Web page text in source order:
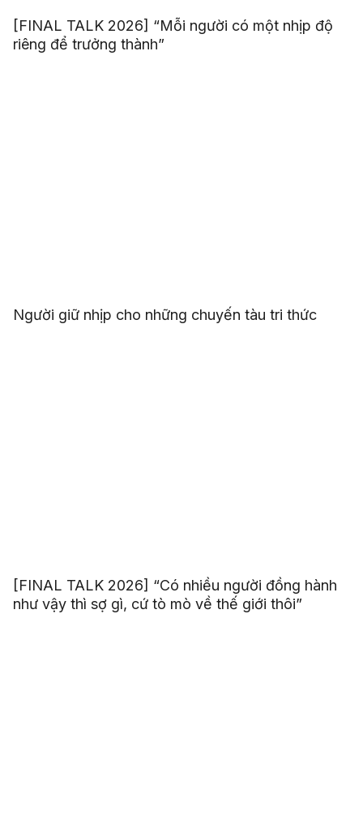
[FINAL TALK 2026] “Mỗi người có một nhịp độ
riêng để trưởng thành”
Người giữ nhịp cho những chuyến tàu tri thức
[FINAL TALK 2026] “Có nhiều người đồng hành
như vậy thì sợ gì, cứ tò mò về thế giới thôi”